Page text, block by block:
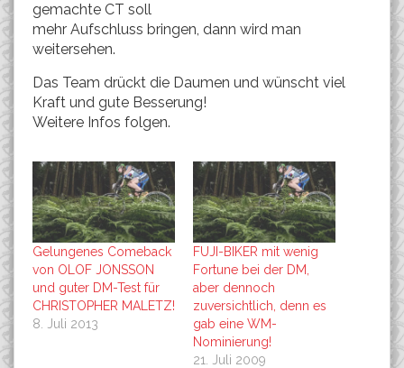
gemachte CT soll
mehr Aufschluss bringen, dann wird man
weitersehen.
Das Team drückt die Daumen und wünscht viel
Kraft und gute Besserung!
Weitere Infos folgen.
Gelungenes Comeback
von OLOF JONSSON
und guter DM-Test für
CHRISTOPHER MALETZ!
8. Juli 2013
FUJI-BIKER mit wenig
Fortune bei der DM,
aber dennoch
zuversichtlich, denn es
gab eine WM-
Nominierung!
21. Juli 2009